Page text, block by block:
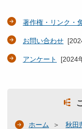
著作権・リンク・
お問い合わせ [
アンケート [2024
ホーム
秋田